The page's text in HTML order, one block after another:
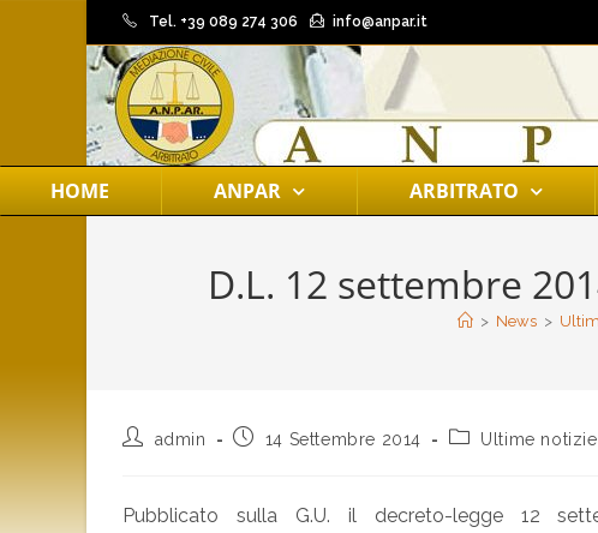
Tel. +39 089 274 306 info@anpar.it
HOME ANPAR ARBITRATO
D.L. 12 settembre
> News >
admin 14 Settembre 2014 Ultime notizie
Pubblicato sulla G.U. il decreto-legge 12